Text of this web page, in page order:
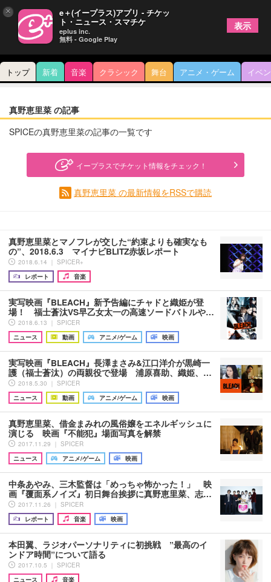
トップ 新着 音楽 クラシック 舞台 アニメ・ゲーム イベ
真野恵里菜 の記事
SPICEの真野恵里菜の記事の一覧です
イープラスでチケット情報をチェック！
真野恵里菜 の最新情報をRSSで購読
真野恵里菜とマノフレが交した“約束よりも確実なも
の”、2018.6.3 マイナビBLITZ赤坂レポート
2018.6.14 ｜ SPICER+
レポート
音楽
実写映画『BLEACH』新予告編にチャドと織姫が登
場！ 福士蒼汰VS早乙女太一の高速ソードバトルや…
2018.6.13 ｜ SPICER
ニュース
動画 アニメ/ゲーム 映画
実写映画『BLEACH』長澤まさみ&江口洋介が黒崎一
護（福士蒼汰）の両親役で登場 浦原喜助、織姫、…
2018.5.30 ｜ SPICER
ニュース
動画 アニメ/ゲーム 映画
真野恵里菜、借金まみれの風俗嬢をエネルギッシュに
演じる 映画『不能犯』場面写真を解禁
2017.11.29 ｜ SPICER
ニュース
アニメ/ゲーム 映画
中条あやみ、三木監督は「めっちゃ怖かった！」 映
画『覆面系ノイズ』初日舞台挨拶に真野恵里菜、志…
2017.11.26 ｜ SPICER
レポート
音楽 映画
本田翼、ラジオパーソナリティに初挑戦 ”最高のイ
ンドア時間”について語る
2017.10.5 ｜ SPICER
ニュース
音楽
× e＋(イープラス)アプリ - チケッ
ト・ニュース・スマチケ
eplus inc.
無料 - Google Play
表示